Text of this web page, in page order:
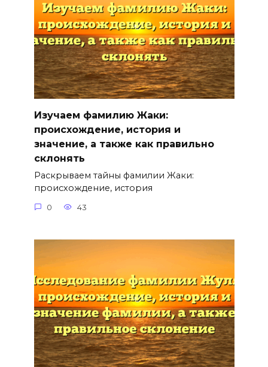
Изучаем фамилию Жаки:
происхождение, история и
значение, а также как правильно
склонять
Раскрываем тайны фамилии Жаки:
происхождение, история
0 43